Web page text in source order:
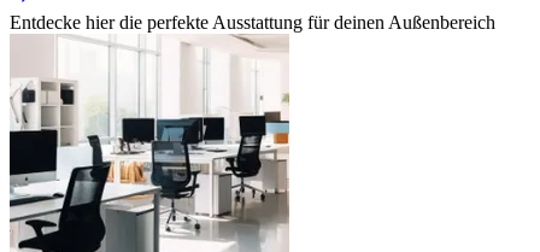
Entdecke hier die perfekte Ausstattung für deinen Außenbereich